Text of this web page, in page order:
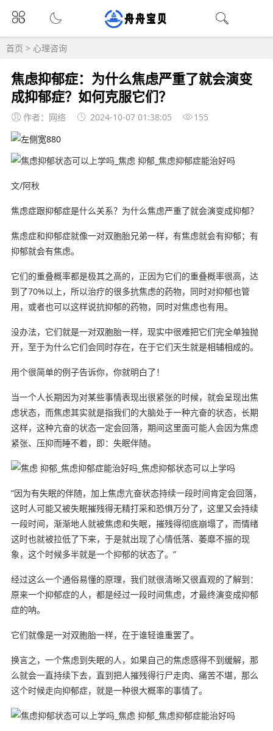
首页 > 心理咨询
焦虑抑郁症：为什么焦虑严重了就会演变
成抑郁症？如何克服它们？
作者：网络 2024-10-07 01:38:05 155
文/阿秋
焦虑症跟抑郁症是什么关系？为什么焦虑严重了就会演变成抑郁？
焦虑症和抑郁症就像一对双胞胎兄弟一样，有焦虑就会有抑郁；有
抑郁就会有焦虑。
它们的重叠概率都是极其之高的，正因为它们的重叠概率很高，达
到了70%以上，所以治疗的很多抗焦虑的药物，同时对抑郁也管
用，或者也可以这样说抗抑郁的药物，同时对焦虑也有用。
没办法，它们就是一对双胞胎一样，现实中很难把它们完全单独抛
开，至于为什么它们会同时存在，在于它们天生就是相辅相成的。
用个很简单的例子告诉你，你就明白了！
当一个人长期因为对某些事情表现出很紧张的时候，就会呈现出焦
虑状态，而焦虑其实就是指我们的大脑处于一种亢奋的状态，长期
这样，这种亢奋的状态一定会回落，期间这里面可能人会因为焦虑
紧张、压抑而睡不着，即：失眠伴随。
“因为有失眠的伴随，加上焦虑亢奋状态持续一段时间肯定会回落，
这时人可能又被失眠摧残得无精打采和恐惧万分了，这里又会持续
一段时间，渐渐地人就被焦虑和失眠，摧残得彻底崩塌了，而情绪
这时也就被拉低了下来，于是就出现了心情低落、萎靡不振的现
象，这个时候多半就是一个抑郁的状态了。”
经过这么一个通俗易懂的原理，我们就很清晰又很直观的了解到：
原来一个抑郁症的人，都是经过一段时间焦虑，才最终演变成抑郁
症的呐。
它们就像是一对双胞胎一样，在于谁轻谁重罢了。
换言之，一个焦虑到失眠的人，如果自己的焦虑感得不到缓解，那
么就会一直持续下去，直到把人摧残得行尸走肉、痛苦不堪，那么
这个时候走向抑郁症，就是一种很大概率的事情了。